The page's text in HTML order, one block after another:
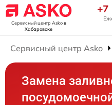
Сервисный центр Askoв
Хабаровске
+7
Сервисный центр Asko
Замена